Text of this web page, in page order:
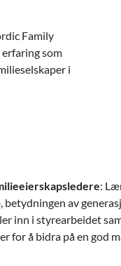
Family
som
i
:
betydningen av
inn i styrearbeidet
for å bidra på en god